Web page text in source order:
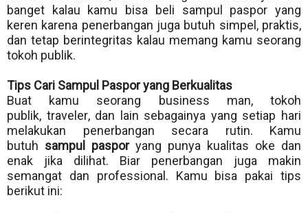
banget kalau kamu bisa beli sampul paspor yang
keren karena penerbangan juga butuh simpel, praktis,
dan tetap berintegritas kalau memang kamu seorang
tokoh publik.
Tips Cari Sampul Paspor yang Berkualitas
Buat kamu seorang business man, tokoh
publik, traveler, dan lain sebagainya yang setiap hari
melakukan penerbangan secara rutin. Kamu
butuh sampul paspor yang punya kualitas oke dan
enak jika dilihat. Biar penerbangan juga makin
semangat dan professional. Kamu bisa pakai tips
berikut ini: